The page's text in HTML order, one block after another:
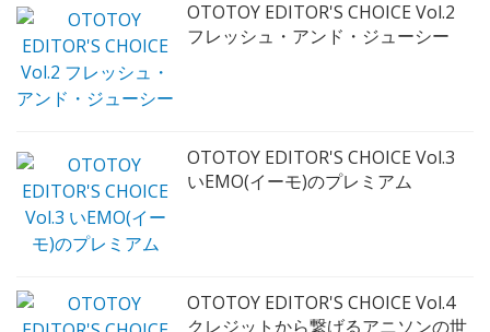
OTOTOY EDITOR'S CHOICE Vol.2
フレッシュ・アンド・ジューシー
OTOTOY EDITOR'S CHOICE Vol.3
いEMO(イーモ)のプレミアム
OTOTOY EDITOR'S CHOICE Vol.4
クレジットから繋げるアニソンの世